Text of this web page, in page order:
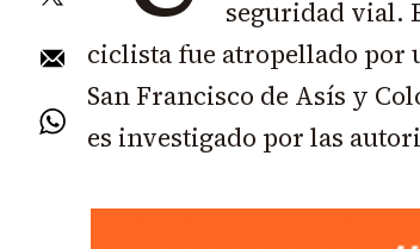
seguridad vial.
ciclista fue atropellado por
San Francisco de Asís y
es investigado por las